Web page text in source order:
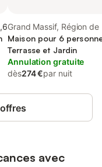
Grand Massif, Région de
Maison pour 6
Terrasse et Jardin
Annulation gratuite
dès274 €par nuit
avec